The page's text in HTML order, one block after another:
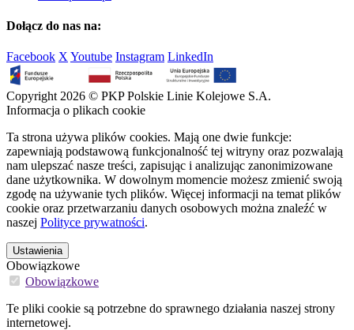
Dołącz do nas na:
Facebook X Youtube Instagram LinkedIn
Copyright 2026 © PKP Polskie Linie Kolejowe S.A.
Informacja o plikach cookie
Ta strona używa plików cookies. Mają one dwie funkcje:
zapewniają podstawową funkcjonalność tej witryny oraz pozwalają
nam ulepszać nasze treści, zapisując i analizując zanonimizowane
dane użytkownika. W dowolnym momencie możesz zmienić swoją
zgodę na używanie tych plików. Więcej informacji na temat plików
cookie oraz przetwarzaniu danych osobowych można znaleźć w
naszej Polityce prywatności.
Ustawienia
Obowiązkowe
Obowiązkowe
Te pliki cookie są potrzebne do sprawnego działania naszej strony
internetowej.